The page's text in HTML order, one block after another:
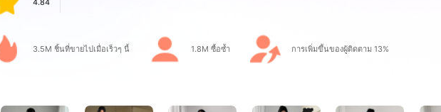
3.5M ชิ้นที่ขายไปเมื่อเร็วๆ นี้ 1.8M ซื้อซ้ำ การเพิ่มขึ้นของผู้ติดตาม 13%